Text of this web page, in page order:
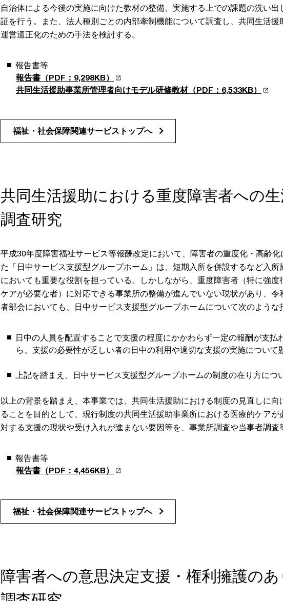
自治体による今後の実施に向けた教材の整備、実施する上での課題の洗い
証を行う。また、法人種別ごとの内部牽制機能について調査し、共同生活援
運営適正化のための手法を検討する。
報告書等
報告書（PDF：9,298KB）
共同生活援助事業所管理者向けモデル研修教材（PDF：6,533KB）
福祉・社会保障関連サービストップへ
共同生活援助における重度障害者への
調査研究
平成30年度障害福祉サービス等報酬改定において、障害者の重度化・高齢
た「日中サービス支援型グループホーム」は、短期入所を併設するなど入所
においても重要な役割を担っている。しかしながら、重度障害者（特に強度
ケアが必要な者）に対応できる事業所の整備が進んでいない現状があり、
者部会においても、日中サービス支援型グループホームについて次のような
日中の人員を配置することで支援の程度にかかわらず一定の報酬が支払
ら、支援の必要性が乏しい者の日中の利用や適切な支援の実施について
上記を踏まえ、日中サービス支援型グループホームの制度の在り方につ
以上の背景を踏まえ、本事業では、共同生活援助における制度の見直しに向
ることを目的として、現行制度の共同生活援助事業所における医療的ケアが
対する支援の現状や受け入れが進まない要因等を、事業所調査や当事者調査
報告書等
報告書（PDF：4,456KB）
福祉・社会保障関連サービストップへ
障害者への意思決定支援・権利擁護の